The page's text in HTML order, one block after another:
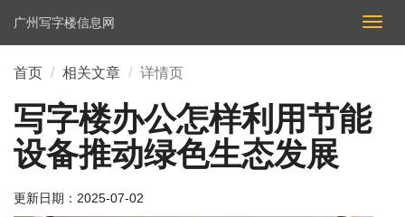
切
换
广州写字楼信息网
首页 相关文章 详情页
写字楼办公怎样利用节能
设备推动绿色生态发展
更新日期： 2025-07-02